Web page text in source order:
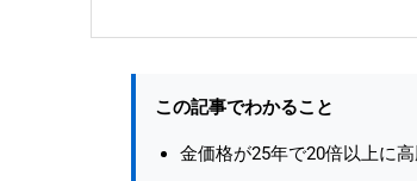
この記事でわかること
金価格が25年で20倍以上に